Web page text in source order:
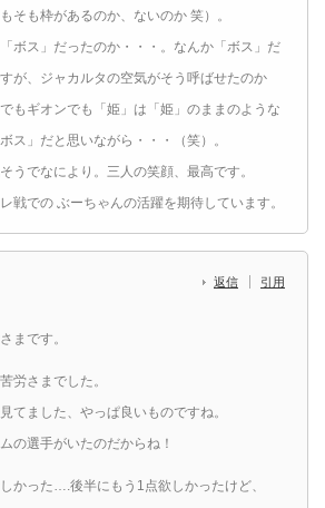
そも枠があるのか、ないのか 笑）。
ボス」だったのか・・・。なんか「ボス」だ
が、ジャカルタの空気がそう呼ばせたのか
もギオンでも「姫」は「姫」のままのような
ス」だと思いながら・・・（笑）。
うでなにより。三人の笑顔、最高です。
戦での ぶーちゃんの活躍を期待しています。
返信 引用
まです。
労さまでした。
てました、やっぱ良いものですね。
の選手がいたのだからね！
かった….後半にもう1点欲しかったけど、